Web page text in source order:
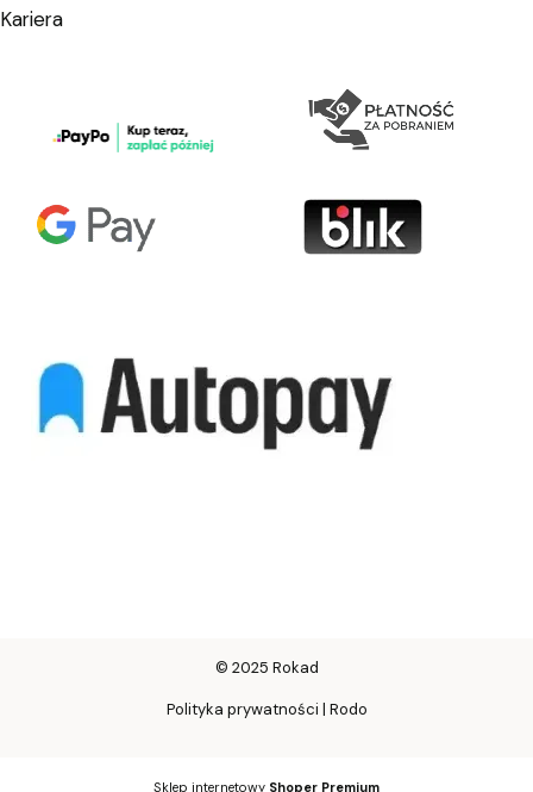
Kariera
© 2025 Rokad
Polityka prywatności | Rodo
Sklep internetowy Shoper Premium